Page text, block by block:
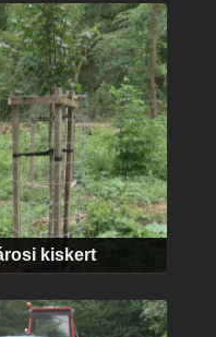
kiskert